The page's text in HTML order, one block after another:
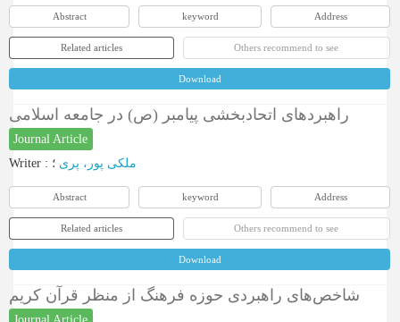
Abstract keyword Address
Related articles Others recommend to see
Download
راهبردهای اتحادبخشی پیامبر (ص) در جامعه اسلامی
Journal Article
Writer : ملکی پور، پری ؛
Abstract keyword Address
Related articles Others recommend to see
Download
شاخص‌های راهبردی حوزه فرهنگ از منظر قرآن کریم